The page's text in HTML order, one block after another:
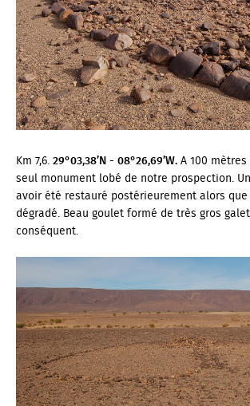
Km 7,6.29°03,38’N - 08°26,69’W.A 100
seul monument lobé de notre prospection.
avoir été restauré postérieurement alors que
dégradé. Beau goulet formé de très gros
conséquent.